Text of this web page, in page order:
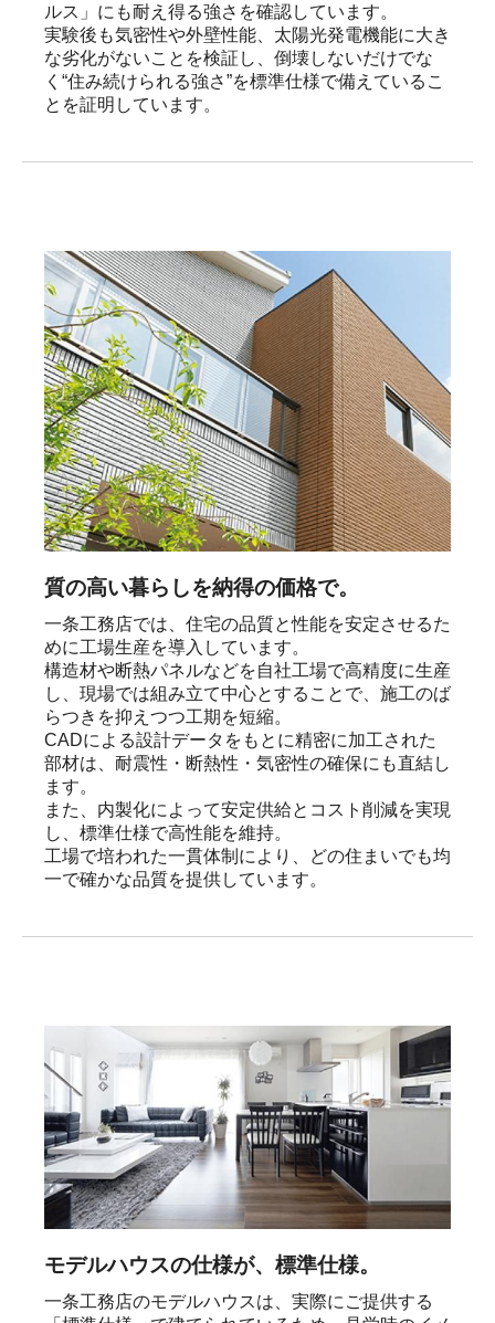
ルス」にも耐え得る強さを確認しています。
実験後も気密性や外壁性能、太陽光発電機能に大き
な劣化がないことを検証し、倒壊しないだけでな
く“住み続けられる強さ”を標準仕様で備えているこ
とを証明しています。
質の高い暮らしを納得の価格で。
一条工務店では、住宅の品質と性能を安定させるた
めに工場生産を導入しています。
構造材や断熱パネルなどを自社工場で高精度に生産
し、現場では組み立て中心とすることで、施工のば
らつきを抑えつつ工期を短縮。
CADによる設計データをもとに精密に加工された
部材は、耐震性・断熱性・気密性の確保にも直結し
ます。
また、内製化によって安定供給とコスト削減を実現
し、標準仕様で高性能を維持。
工場で培われた一貫体制により、どの住まいでも均
一で確かな品質を提供しています。
モデルハウスの仕様が、標準仕様。
一条工務店のモデルハウスは、実際にご提供する